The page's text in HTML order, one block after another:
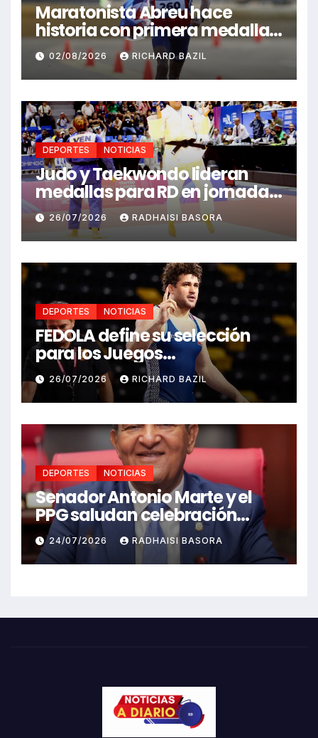
Maratonista Abreu hace
historia con primera medalla
en Juegos Santo Domingo
2026
02/08/2026 RICHARD BAZIL
DEPORTES NOTICIAS
Judo y Taekwondo lideran
medallas para RD en jornada
de Juego Santo Domingo 2026
26/07/2026 RADHAISI BASORA
DEPORTES NOTICIAS
FEDOLA define su selección
para los Juegos
Centroamericanos y del
Caribe Santo Domingo 2026
26/07/2026 RICHARD BAZIL
DEPORTES NOTICIAS
Senador Antonio Marte y el
PPG saludan celebración
Juegos Centroamericanos
24/07/2026 RADHAISI BASORA